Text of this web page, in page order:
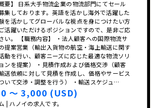
概要】 日系大手物流企業の物流部門にてセール
集しております。英語を活かし海外で活躍した
を活かしてグローバルな視点を身につけたい方
活躍いただけるポジションですので、是非ご応
い。 【職務内容】 ・法人顧客への国際物流サ
提案営業（輸出入貨物の航空・海上輸送に関す
動を行い、顧客ニーズに応じた最適な物流ソリ
ンを提案） ・見積作成および価格交渉（顧客
送依頼に対して見積を作成し、価格やサービス
いて交渉・調整を行う） ・輸送スケジュ…
〜 3,000 (USD)
| ハノイの求人です。